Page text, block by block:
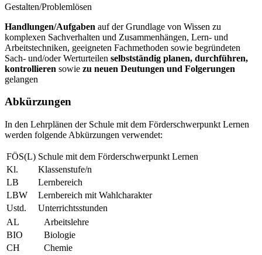
Gestalten/Problemlösen
Handlungen/Aufgaben auf der Grundlage von Wissen zu
komplexen Sachverhalten und Zusammenhängen, Lern- und
Arbeitstechniken, geeigneten Fachmethoden sowie begründeten
Sach- und/oder Werturteilen selbstständig planen, durchführen,
kontrollieren sowie zu neuen Deutungen und Folgerungen
gelangen
Abkürzungen
In den Lehrplänen der Schule mit dem Förderschwerpunkt Lernen
werden folgende Abkürzungen verwendet:
FÖS(L) Schule mit dem Förderschwerpunkt Lernen
Kl.
Klassenstufe/n
LB
Lernbereich
LBW
Lernbereich mit Wahlcharakter
Ustd.
Unterrichtsstunden
AL
Arbeitslehre
BIO
Biologie
CH
Chemie